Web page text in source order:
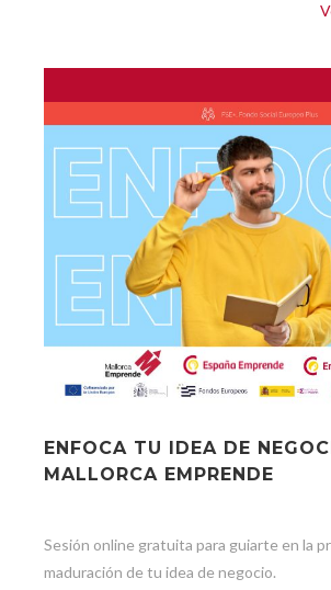
ENFOCA TU IDEA DE
MALLORCA EMPRENDE
Sesión online gratuita para guiarte en la
maduración de tu idea de negocio.